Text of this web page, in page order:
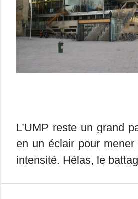
L’UMP reste un grand
en un éclair pour
intensité. Hélas, le